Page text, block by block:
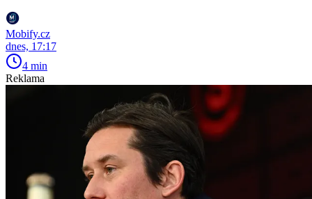
Mobify.cz
dnes, 17:17
4 min
Reklama